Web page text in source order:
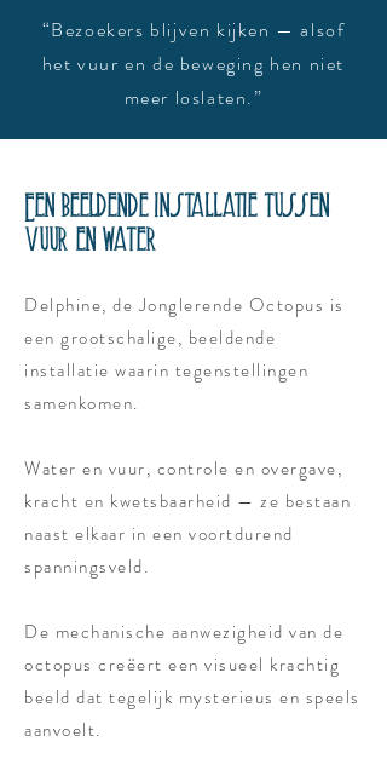
“Bezoekers blijven kijken — alsof
het vuur en de beweging hen niet
meer loslaten.”
Een beeldende installatie tussen
vuur en water
Delphine, de Jonglerende Octopus is
een grootschalige, beeldende
installatie waarin tegenstellingen
samenkomen.
Water en vuur, controle en overgave,
kracht en kwetsbaarheid — ze bestaan
naast elkaar in een voortdurend
spanningsveld.
De mechanische aanwezigheid van de
octopus creëert een visueel krachtig
beeld dat tegelijk mysterieus en speels
aanvoelt.